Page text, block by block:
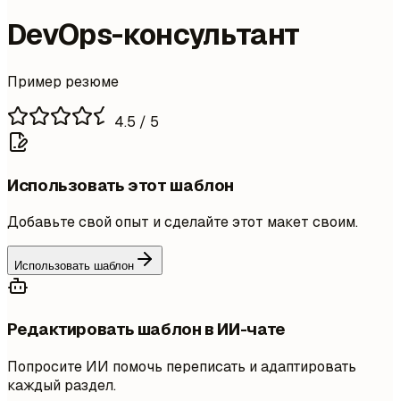
DevOps-консультант
Пример резюме
4.5 / 5
Использовать этот шаблон
Добавьте свой опыт и сделайте этот макет своим.
Использовать шаблон
Редактировать шаблон в ИИ-чате
Попросите ИИ помочь переписать и адаптировать
каждый раздел.